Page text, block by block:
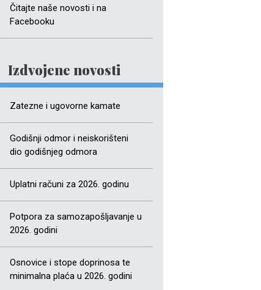
Čitajte naše novosti i na
Facebooku
Izdvojene novosti
Zatezne i ugovorne kamate
Godišnji odmor i neiskorišteni
dio godišnjeg odmora
Uplatni računi za 2026. godinu
Potpora za samozapošljavanje u
2026. godini
Osnovice i stope doprinosa te
minimalna plaća u 2026. godini